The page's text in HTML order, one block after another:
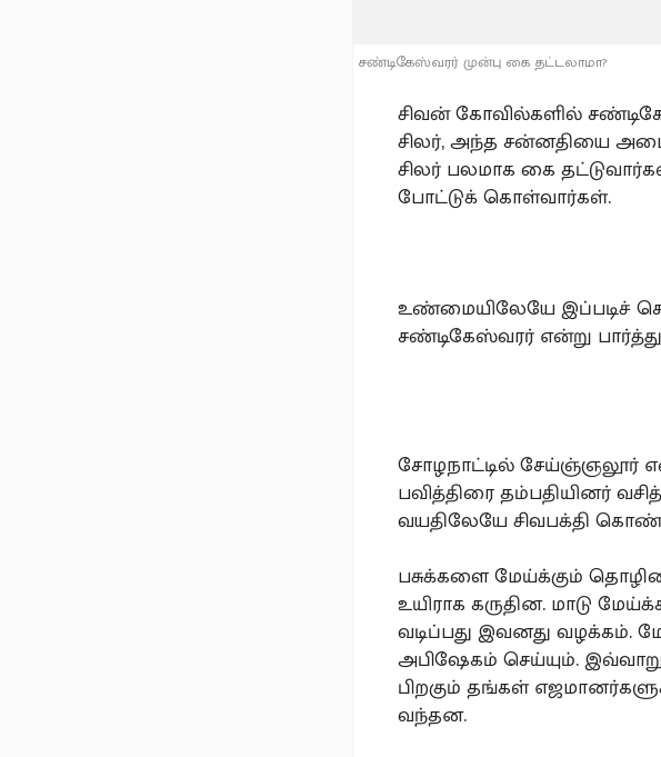
சண்டிகேஸ்வரர் முன்பு கை தட்டலாமா?
சிவன் கோவில்களில்
சிலர், அந்த சன்னதியை
சிலர் பலமாக கை
போட்டுக் கொள்வார்கள்.
உண்மையிலேயே இப்படிச்
சண்டிகேஸ்வரர் என்று
சோழநாட்டில் சேய்ஞ்ஞலூர்
பவித்திரை தம்பதியினர்
வயதிலேயே சிவபக்தி
பசுக்களை மேய்க்கும்
உயிராக கருதின. மாடு
வடிப்பது இவனது வழக்கம்.
அபிஷேகம் செய்யும்.
பிறகும் தங்கள்
வந்தன.